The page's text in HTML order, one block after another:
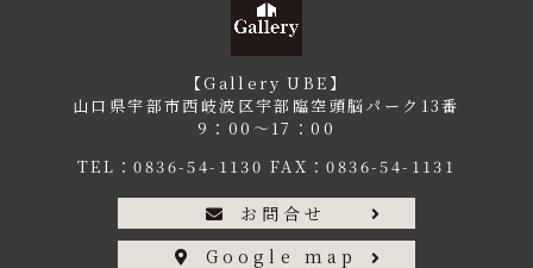
【Gallery UBE】
山口県宇部市西岐波区宇部臨空頭脳パーク13番
9：00〜17：00
TEL：0836-54-1130 FAX：0836-54-1131
お問合せ
Google map